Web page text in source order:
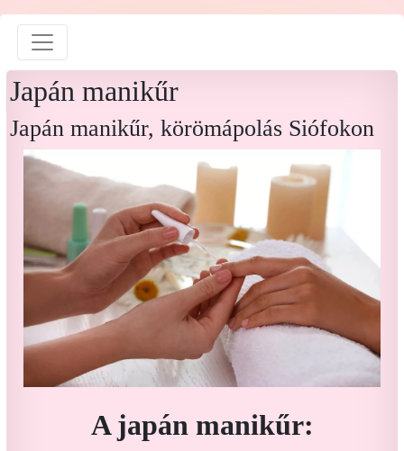
Japán manikűr
Japán manikűr, körömápolás Siófokon
A japán manikűr: